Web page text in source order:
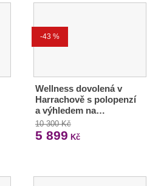
-43 %
Wellness dovolená v
Harrachově s polopenzí
a výhledem na…
10 300 Kč
5 899 Kč